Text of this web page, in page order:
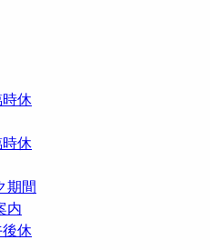
休
休
期間
内
休